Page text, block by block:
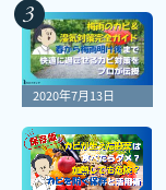
2020年7月13日